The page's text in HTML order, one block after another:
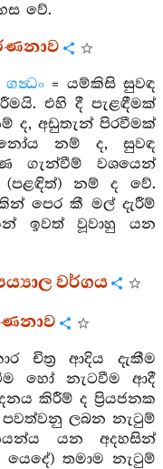
වේ.
ගන්‍ධං = යම්කිසි සුවඳ
එහි දී පැළඳීමක්
ද, අඩුතැන් පිරවීමක්
නම් ද, සුවඳ
ගැන්වීම් වශයෙන්
(පළඳිත්) නම් ද වේ.
පෙර කී මල් දැරීම්
ඉවත් වූවාහු යන
වර්ගය
චිත්‍ර ආදිය දැකීම
හෝ නැටවීම ආදී
කිරීම් ද ප්‍රියජනක
ලබන නැටුම්
යන අදහසින්
යෙදේ) තමාම නැටුම්